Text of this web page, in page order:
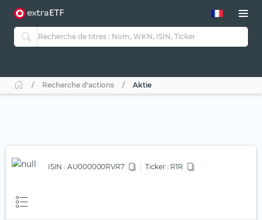
Recherche d'actions Aktie
ISIN : AU000000RVR7 Ticker : R1R